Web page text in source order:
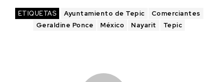
ETIQUETAS Ayuntamiento de Tepic
Comerciantes
Geraldine Ponce
México Nayarit Tepic